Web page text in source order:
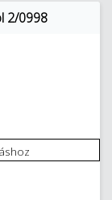
2/0998